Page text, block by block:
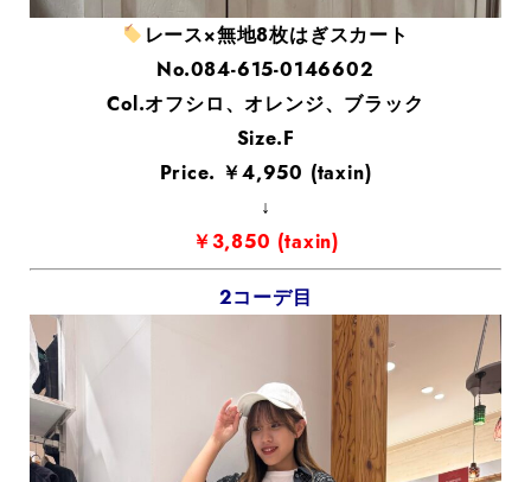
レース×無地8枚はぎスカート
No.084-615-0146602
Col.オフシロ、オレンジ、ブラック
Size.F
Price. ￥4,950 (taxin)
↓
￥3,850 (taxin)
2コーデ目